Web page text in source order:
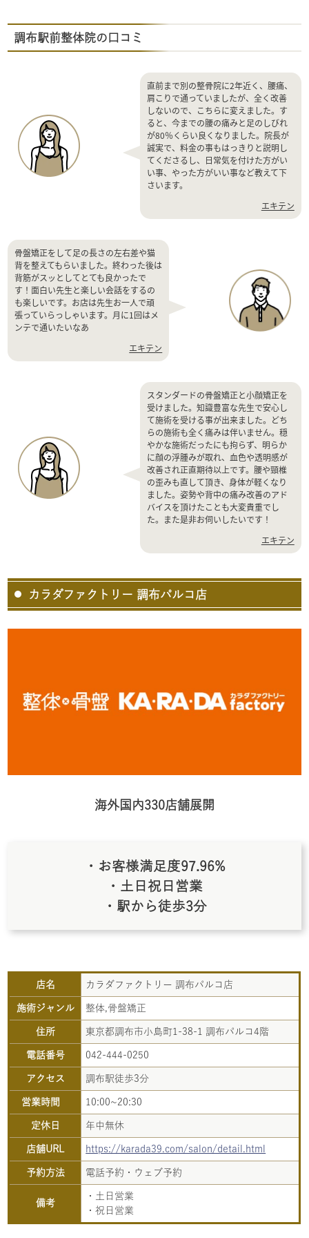
調布駅前整体院の口コミ
直前まで別の整骨院に2年近く、腰痛、
肩こりで通っていましたが、全く改善
しないので、こちらに変えました。す
ると、今までの腰の痛みと足のしびれ
が80％くらい良くなりました。院長が
誠実で、料金の事もはっきりと説明し
てくださるし、日常気を付けた方がい
い事、やった方がいい事など教えて下
さいます。
エキテン
骨盤矯正をして足の長さの左右差や猫
背を整えてもらいました。終わった後は
背筋がスッとしてとても良かったで
す！面白い先生と楽しい会話をするの
も楽しいです。お店は先生お一人で頑
張っていらっしゃいます。月に1回はメ
ンテで通いたいなあ
エキテン
スタンダードの骨盤矯正と小顔矯正を
受けました。知識豊富な先生で安心し
て施術を受ける事が出来ました。どち
らの施術も全く痛みは伴いません。穏
やかな施術だったにも拘らず、明らか
に顔の浮腫みが取れ、血色や透明感が
改善され正直期待以上です。腰や頸椎
の歪みも直して頂き、身体が軽くなり
ました。姿勢や背中の痛み改善のアド
バイスを頂けたことも大変貴重でし
た。また是非お伺いしたいです！
エキテン
カラダファクトリー 調布パルコ店
海外国内330店舗展開
・お客様満足度97.96%
・土日祝日営業
・駅から徒歩3分
店名 カラダファクトリー 調布パルコ店
施術ジャンル 整体,骨盤矯正
住所 東京都調布市小島町1-38-1 調布パルコ4階
電話番号 042-444-0250
アクセス 調布駅徒歩3分
営業時間 10:00~20:30
定休日 年中無休
店舗URL https://karada39.com/salon/detail.html
予約方法 電話予約・ウェブ予約
備考
・土日営業
・祝日営業